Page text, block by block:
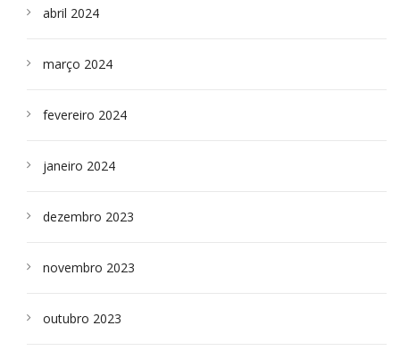
abril 2024
março 2024
fevereiro 2024
janeiro 2024
dezembro 2023
novembro 2023
outubro 2023